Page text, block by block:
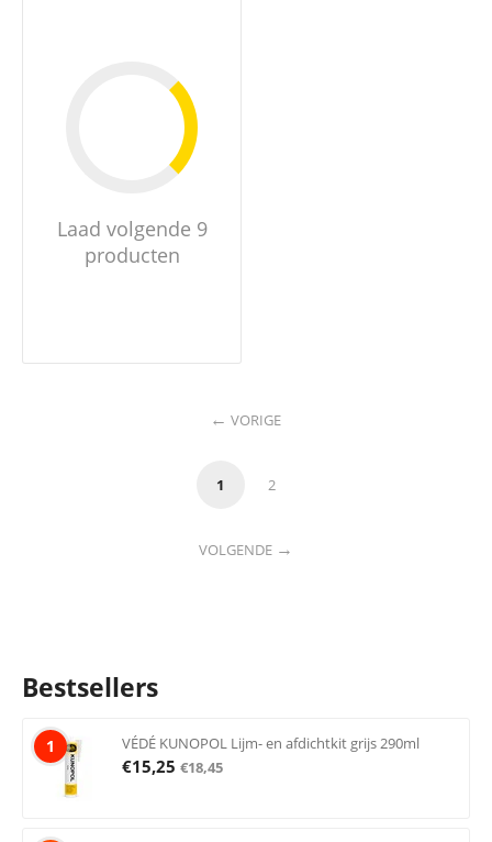
Laad volgende 9
producten
VORIGE
1 2
VOLGENDE
Bestsellers
1 VÉDÉ KUNOPOL Lijm- en afdichtkit grijs 290ml
€15,25 €18,45